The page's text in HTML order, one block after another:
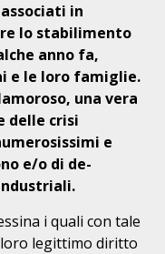
in
lo stabilimento
anno fa,
e le loro famiglie.
una vera
delle crisi
e
e/o di de-
i quali con tale
legittimo diritto